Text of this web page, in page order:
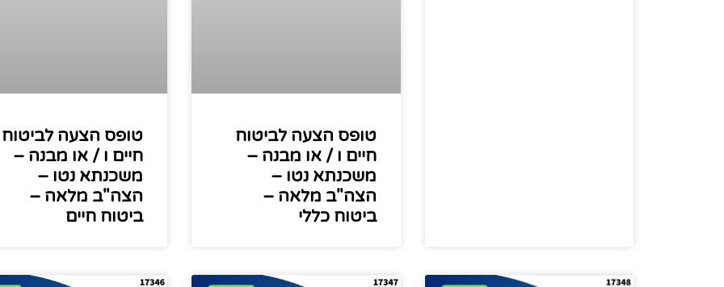
טופס הצעה לביטוח
חיים ו / או מבנה –
משכנתא נטו –
הצה"ב מלאה –
ביטוח כללי
טופס הצעה לביטוח
חיים ו / או מבנה –
משכנתא נטו –
הצה"ב מלאה –
ביטוח חיים